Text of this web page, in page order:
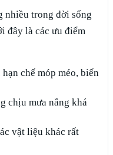
nhiều trong đời sống
đây là các ưu điểm
chế móp méo, biến
chịu mưa nắng khá
vật liệu khác rất